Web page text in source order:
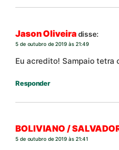
Jason Oliveiradisse:
5 de outubro de 2019 às 21:49
Eu acredito! Sampaio tetra
Responder
BOLIVIANO /
5 de outubro de 2019 às 21:41